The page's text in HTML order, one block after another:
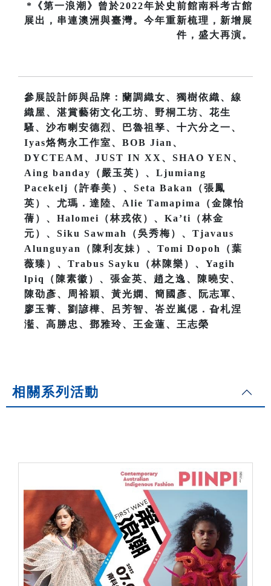
*《第一浪潮》曾於2022年於史前館南科考古館
展出，串連澳洲與臺灣。今年重新梳理，新增展
件，盛大再演。
參展設計師與品牌：蘭調織女、獨樹依織、線
織屋、湛賞藝術文化工坊、野桐工坊、花生
騷、沙布喇安德烈、巴魯祖孥、十六分之一、
Iyas烙雋永工作室、BOB Jian、
DYCTEAM、JUST IN XX、SHAO YEN、
Aing banday（嚴玉英）、Ljumiang
Pacekelj（許春美）、Seta Bakan（張鳳
英）、尤瑪．達陸、Alie Tamapima（金陳怡
蒨）、Halomei（林戎依）、Ka’ti（林金
元）、Siku Sawmah（吳秀梅）、Tjavaus
Alunguyan（陳利友妹）、Tomi Dopoh（葉
薇臻）、Trabus Sayku（林陳樂）、Yagih
lpiq（陳素徽）、張金英、趙之逸、陳曉安、
陳劭彥、周裕穎、黃光嫻、簡國彥、阮志軍、
廖玉菁、劉諺樺、呂芳智、峇岦嵐偲．旮札涅
灆、高勝忠、鄧雅玲、王金蓮、王志榮
相關系列活動